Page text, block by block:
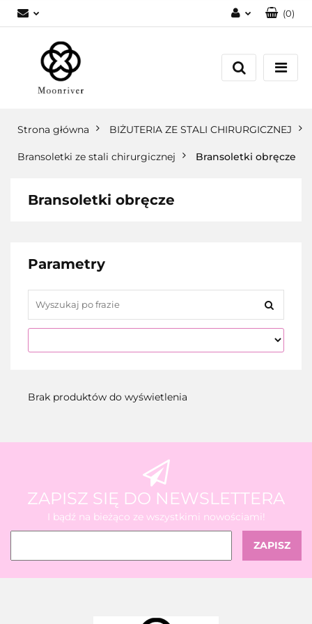
Zarejestruj się
(0)
Strona główna BIŻUTERIA ZE STALI CHIRURGICZNEJ
Bransoletki ze stali chirurgicznej Bransoletki obręcze
Bransoletki obręcze
Parametry
Brak produktów do wyświetlenia
ZAPISZ SIĘ DO NEWSLETTERA
I bądź na bieżąco ze wszystkimi nowościami!